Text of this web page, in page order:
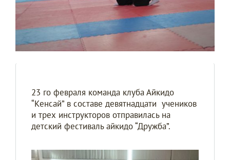
23 го февраля команда клуба Айкидо
“Kенсай” в составе девятнадцати учеников
и трех инструкторов отправилась на
детский фестиваль айкидо “Дружба”.